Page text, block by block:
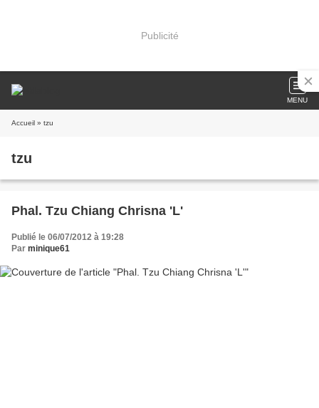
Publicité
MENU
Accueil » tzu
tzu
Phal. Tzu Chiang Chrisna 'L'
Publié le 06/07/2012 à 19:28
Par minique61